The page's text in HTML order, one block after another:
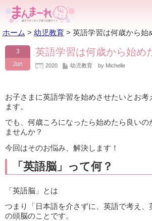
ホーム > 幼児教育> 英語学習は何歳から始
3
Jun
英語学習は何歳から始め
2020 幼児教育 by Michelle
お子さまに英語学習を始めさせたいとお考
ます。
でも、何歳ころになったら始めたら良いの
ませんか？
今回はそのお悩み、解決します！
「英語脳」って何？
「英語脳」とは
つまり「日本語を介さずに、英語で考え、
の頭脳のことです。